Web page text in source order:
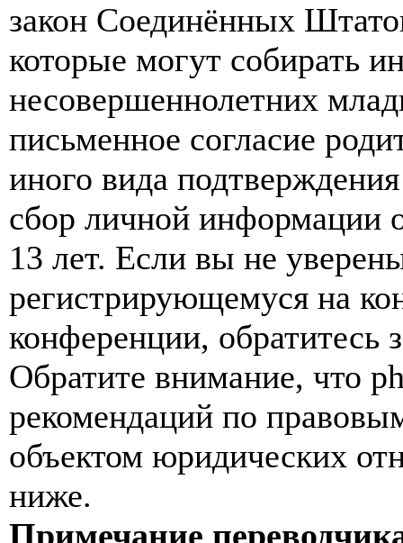
закон Соединённых
которые могут собирать
несовершеннолетних
письменное согласие
иного вида
сбор личной информации
13 лет. Если вы не
регистрирующемуся на
конференции, обратитесь
Обратите внимание, что
рекомендаций по
объектом юридических
ниже.
Примечание